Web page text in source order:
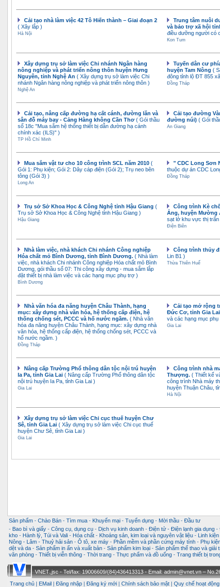
Cải tạo nhà làm việc 42 Tô Hiến thành – Giai đoạn 2
( Xây lắp )
Hà Nội
Trung tâm nuôi
và bảo trợ xã hội
điều dưỡng người có
Kon Tum
Xây dựng trụ sở làm việc Chi nhánh Ngân hàng
nông nghiệp và phát triển nông thôn huyện Hưng
Nguyên, tỉnh Nghệ An ( Xây dựng trụ sở làm việc Chi
nhánh Ngân hàng nông nghiệp và phát triển nông thôn )
Nghệ An
Tuyến dân cư
huyện Tam Nông (
đông tỉnh lộ ĐT 855
Đồng Tháp
Cải tạo, nâng cấp đường hạ cất cánh, đường lăn và
sân đỗ máy bay - Cảng Hàng không Cần Thơ ( Gói thầu
số 18c "Mua sắm hệ thống thiết bị dẫn đường hạ cánh
chính xác (ILS)" )
TP Hồ Chí Minh
Cải tạo đường
đường núi) ( Gói
An Giang
Mua sắm vật tư cho 10 công trình SCL năm 2010 (
Gói 1: Phụ kiện; Gói 2: Dây cáp điện (Gói 2); Trụ neo bên
tông (Gói 3) )
Long An
" CDC Long Sơn
thuộc dự án CDC
Đồng Tháp
Trụ sở Sở Khoa Học & Công Nghệ tỉnh Hậu Giang (
Trụ sở Sở Khoa Học & Công Nghệ tỉnh Hậu Giang )
Hậu Giang
Công trình Kè
Ảng, huyện Mường
sạt lở khu vực thị
Điện Biên
Nhà làm việc, nhà khách Chi nhánh Công nghiệp
Hóa chất mỏ Bình Dương, tỉnh Bình Dương. ( Nhà làm
việc, nhà khách Chi nhánh Công nghiệp Hóa chất mỏ Bình
Dương, gói thầu số 07: Thi công xây dựng - mua sắm lắp
đặt thiết bị nhà làm việc và các hạng mục phụ trợ )
Bình Dương
Công trình thủy
Lin B1 )
Thừa Thiên Huế
Nhà văn hóa đa năng huyện Châu Thành, hạng
mục: xây dựng nhà văn hóa, hệ thống cấp điện, hệ
thống chống sét, PCCC và hố nước ngầm. ( Nhà văn
hóa đa năng huyện Châu Thành, hạng mục: xây dựng nhà
văn hóa, hệ thống cấp điện, hệ thống chống sét, PCCC và
hố nước ngầm. )
Đồng Tháp
Cải tạo mở rộng
Đức Cơ, tỉnh Gia
và các hạng mục phụ
Gia Lai
Nâng cấp Trường Phổ thông dân tộc nội trú huyện
Ia Pa, tỉnh Gia Lai ( Nâng cấp Trường Phổ thông dân tộc
nội trú huyện Ia Pa, tỉnh Gia Lai )
Gia Lai
Công trình nhà
Thượng. ( Thiết kế
công trình Nhà máy
huyện Thuận Châu,
Hà Nội
Xây dựng trụ sở làm việc Chi cục thuế huyện Chư
Sê, tỉnh Gia Lai ( Xây dựng trụ sở làm việc Chi cục thuế
huyện Chư Sê, tỉnh Gia Lai )
Gia Lai
Sản phẩm - Chào Bán - Tìm mua - Khuyến mại - Tuyển dụng - Mời thầu - Đầu tư
- Bao bì và giấy - Công cụ, dụng cụ - Dịch vụ kinh doanh - Điện tử - Điện lạnh gia dụng -
kho - Hành lý, Túi và Vali - Hóa chất - Khoáng sản, kim loại và nguyên vật liệu -
Linh
Nông - Lâm - Thuỷ hải sản - Ô tô, xe máy - Phần mềm và phần cứng máy tính - Phụ
dệt và da - Sản phẩm in ấn và xuất bản - Sản phẩm kim loại - Sản phẩm thể thao và giải
văn phòng - Thiết bị viễn thông - Thời trang - Thực phẩm và đồ uống - Trang thiết bị
VNET.,jsc - Tel/fax: 19006609/(84)436413313 - Email: admin@vnet.vn –
Trang chủ
EMail Đăng nhập Đăng ký mới Chính sách bảo mật Quy chế hoạt động